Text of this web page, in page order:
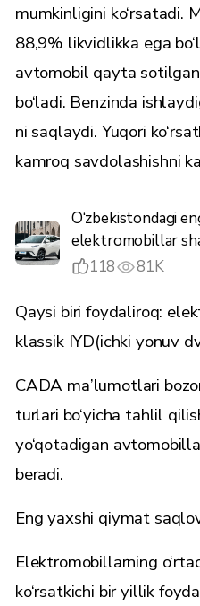
mumkinligini ko‘rsatadi.
88,9% likvidlikka ega
avtomobil qayta
bo‘ladi. Benzinda
ni saqlaydi. Yuqori
kamroq savdolashishni
O‘zbekistondagi
elektromobillar
118
81K
Qaysi biri foydaliroq:
klassik IYD(ichki yonuv
CADA ma’lumotlari
turlari bo‘yicha tahlil
yo‘qotadigan
beradi.
Eng yaxshi qiymat
Elektromobillarning
ko‘rsatkichi bir yillik